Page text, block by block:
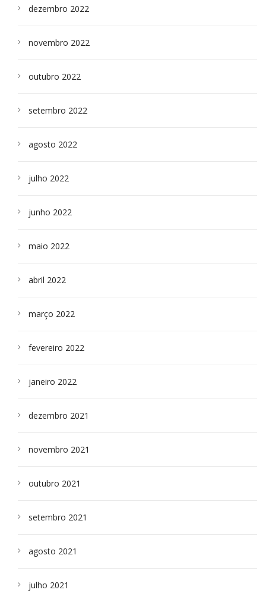
dezembro 2022
novembro 2022
outubro 2022
setembro 2022
agosto 2022
julho 2022
junho 2022
maio 2022
abril 2022
março 2022
fevereiro 2022
janeiro 2022
dezembro 2021
novembro 2021
outubro 2021
setembro 2021
agosto 2021
julho 2021